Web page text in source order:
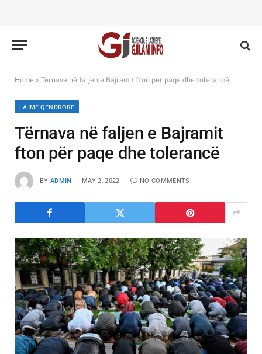
Home » Tërnava në faljen e Bajramit fton për paqe dhe tolerancë
LAJME QENDRORE
Tërnava në faljen e Bajramit
fton për paqe dhe tolerancë
BY ADMIN MAY 2, 2022 NO COMMENTS